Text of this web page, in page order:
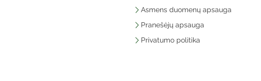
Asmens duomenų apsauga
Pranešėjų apsauga
Privatumo politika